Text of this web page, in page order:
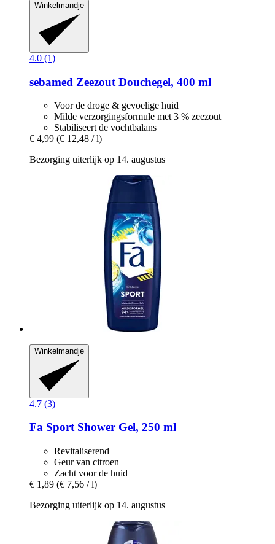
Winkelmandje
4.0 (1)
sebamed Zeezout Douchegel, 400 ml
Voor de droge & gevoelige huid
Milde verzorgingsformule met 3 % zeezout
Stabiliseert de vochtbalans
€ 4,99 (€ 12,48 / l)
Bezorging uiterlijk op 14. augustus
Winkelmandje
4.7 (3)
Fa Sport Shower Gel, 250 ml
Revitaliserend
Geur van citroen
Zacht voor de huid
€ 1,89 (€ 7,56 / l)
Bezorging uiterlijk op 14. augustus